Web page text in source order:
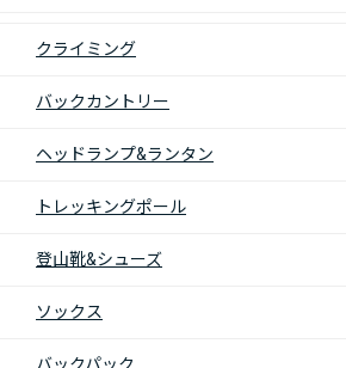
クライミング
バックカントリー
ヘッドランプ&ランタン
トレッキングポール
登山靴&シューズ
ソックス